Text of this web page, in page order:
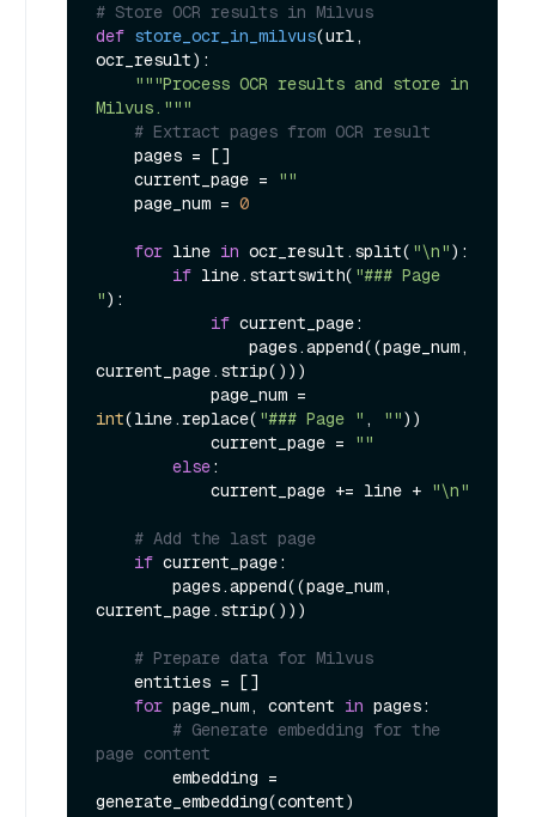
# Store OCR results in Milvus
def store_ocr_in_milvus(url,
ocr_result):
"""Process OCR results and store in
Milvus."""
# Extract pages from OCR result
    current_page =
""
    page_num =
0
for line in ocr_result.split( "\n"):
if line.startswith( "### Page
"):
if current_page:
current_page.strip()))
int(line.replace( "### Page " , ""))
            current_page =
""
else:
            current_page += line +
"\n"
# Add the last page
if current_page:
current_page.strip()))
# Prepare data for Milvus
for page_num, content in pages:
# Generate embedding for the
page content
generate_embedding(content)